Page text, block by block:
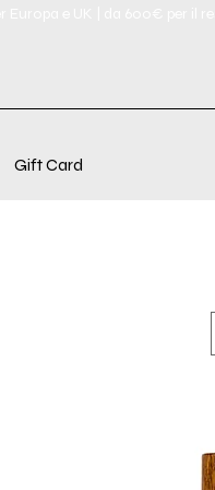
Gift Card